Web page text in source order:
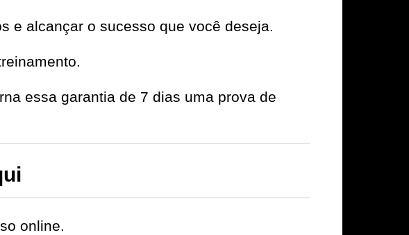
e alcançar o sucesso que você deseja.
essa garantia de 7 dias uma prova de
online.